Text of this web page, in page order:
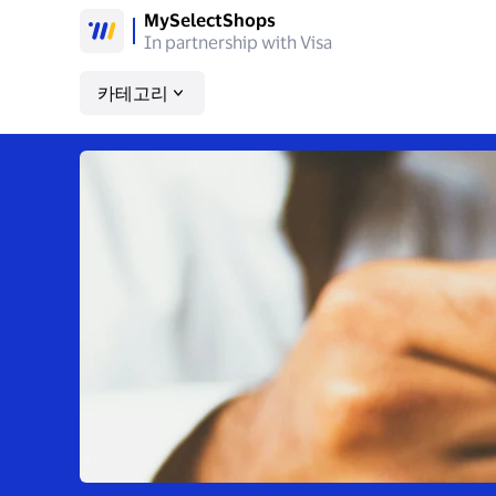
MySelectShops
In partnership with Visa
카테고리